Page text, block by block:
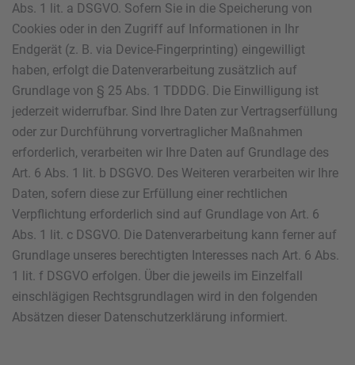
Abs. 1 lit. a DSGVO. Sofern Sie in die Speicherung von
Cookies oder in den Zugriff auf Informationen in Ihr
Endgerät (z. B. via Device-Fingerprinting) eingewilligt
haben, erfolgt die Datenverarbeitung zusätzlich auf
Grundlage von § 25 Abs. 1 TDDDG. Die Einwilligung ist
jederzeit widerrufbar. Sind Ihre Daten zur Vertragserfüllung
oder zur Durchführung vorvertraglicher Maßnahmen
erforderlich, verarbeiten wir Ihre Daten auf Grundlage des
Art. 6 Abs. 1 lit. b DSGVO. Des Weiteren verarbeiten wir Ihre
Daten, sofern diese zur Erfüllung einer rechtlichen
Verpflichtung erforderlich sind auf Grundlage von Art. 6
Abs. 1 lit. c DSGVO. Die Datenverarbeitung kann ferner auf
Grundlage unseres berechtigten Interesses nach Art. 6 Abs.
1 lit. f DSGVO erfolgen. Über die jeweils im Einzelfall
einschlägigen Rechtsgrundlagen wird in den folgenden
Absätzen dieser Datenschutzerklärung informiert.